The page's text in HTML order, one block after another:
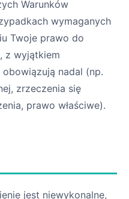
Warunków
wymaganych
Twoje prawo do
z wyjątkiem
nadal (np.
zrzeczenia się
prawo właściwe).
jest niewykonalne,